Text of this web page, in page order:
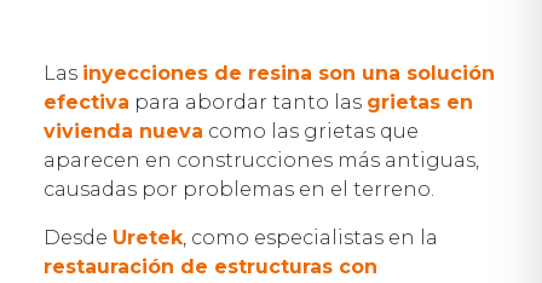
Las inyecciones de resina son una solución
efectiva para abordar tanto las grietas en
vivienda nueva como las grietas que
aparecen en construcciones más antiguas,
causadas por problemas en el terreno.
Desde Uretek, como especialistas en la
restauración de estructuras con